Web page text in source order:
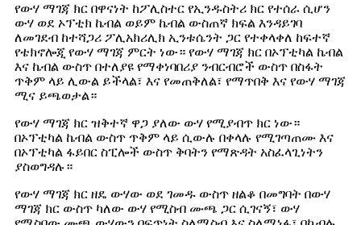
የውሃ ማገጃ ክር በዋናነት ከፖሊስተር የኢንዱስትሪ ክር የተሰራ ሲሆን
ውሃ ወደ ኦፕቲክ ኬብል ወይም ኬብል ውስጠኛ ክፍል እንዳይገባ
ለመገደብ ከተሻጋሪ ፖሊአክሪሊክ ኢንቱሴንት ጋር የተቀላቀለ ከፍተኛ
የቴክኖሎጂ የውሃ ማገጃ ምርት ነው። የውሃ ማገጃ ክር በኦፕቲካል ኬብል
እና ኬብል ውስጥ በተለያዩ የማቀነባበሪያ ንብርብሮች ውስጥ በስፋት
ጥቅም ላይ ሊውል ይችላል፣ እና የመጠቅለል፣ የማጥበቅ እና የውሃ ማገጃ
ሚና ይጫወታል።
የውሃ ማገጃ ክር ዝቅተኛ ዋጋ ያለው ውሃ የሚያብጥ ክር ነው።
በኦፕቲካል ኬብል ውስጥ ጥቅም ላይ ሲውሉ በቀላሉ የሚገጣጠሙ እና
በኦፕቲካል ፋይበር ስፒሎች ውስጥ ቅባትን የማጽዳት አስፈላጊነትን
ያስወግዳሉ።
የውሃ ማገጃ ክር ዘዴ ውሃው ወደ ገመዱ ውስጥ ዘልቆ በመግባት በውሃ
ማገጃ ክር ውስጥ ካለው ውሃ የሚስብ ሙጫ ጋር ሲገናኝ፣ ውሃ